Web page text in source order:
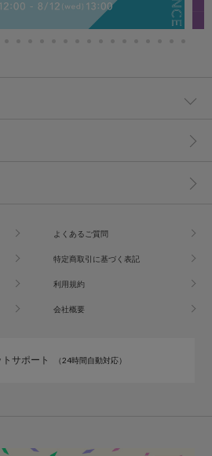
よくあるご質問
特定商取引に基づく表記
利用規約
会社概要
サポート （24時間自動対応）